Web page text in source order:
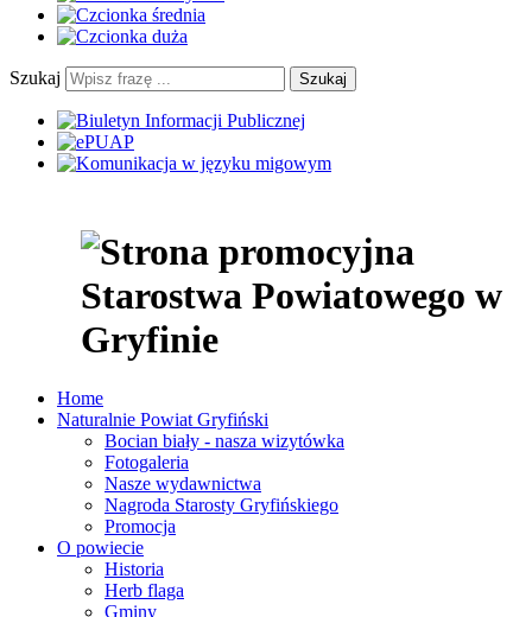
Szukaj Szukaj
Home
Naturalnie Powiat Gryfiński
Bocian biały - nasza wizytówka
Fotogaleria
Nasze wydawnictwa
Nagroda Starosty Gryfińskiego
Promocja
O powiecie
Historia
Herb flaga
Gminy